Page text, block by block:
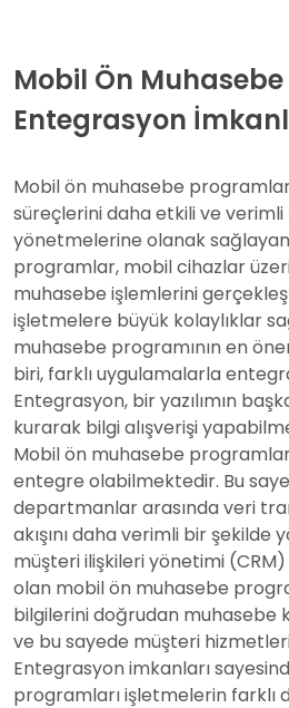
Mobil Ön
Entegrasyon
Mobil ön muhasebe
süreçlerini daha etkili ve verimli
yönetmelerine olanak sağlayan
programlar, mobil cihazlar
muhasebe işlemlerini
işletmelere büyük kolaylıklar
muhasebe programının en
biri, farklı uygulamalarla
Entegrasyon, bir yazılımın
kurarak bilgi alışverişi
Mobil ön muhasebe
entegre olabilmektedir. Bu
departmanlar arasında veri
akışını daha verimli bir şekilde
müşteri ilişkileri yönetimi (CRM)
olan mobil ön muhasebe
bilgilerini doğrudan muhasebe
ve bu sayede müşteri
Entegrasyon imkanları
programları işletmelerin farklı